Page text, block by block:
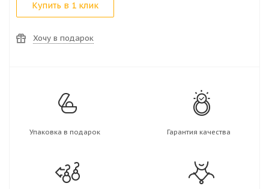
Купить в 1 клик
Хочу в подарок
Упаковка в подарок Гарантия качества